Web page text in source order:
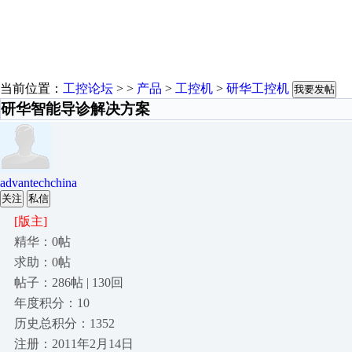
当前位置： 工控论坛 > > 产品 > 工控机 > 研华工控机 我要发帖
研华智能导诊解决方案
advantechchina
关注 私信
[版主]
精华：0帖
求助：0帖
帖子：286帖 | 130回
年度积分：10
历史总积分：1352
注册：2011年2月14日